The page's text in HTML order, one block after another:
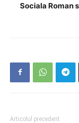
Sociala Roman
Articolul precedent